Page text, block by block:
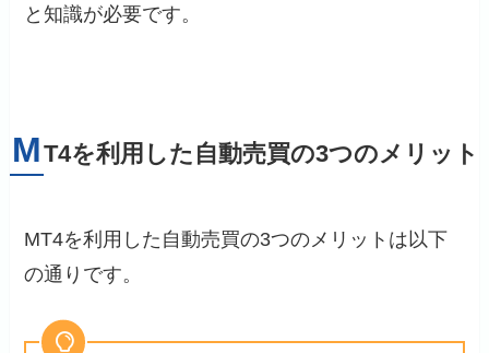
と知識が必要です。
MT4を利用した自動売買の3つのメリット
MT4を利用した自動売買の3つのメリットは以下
の通りです。